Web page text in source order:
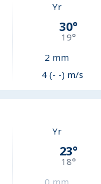
Yr
30°
19°
2 mm
4 (- -) m/s
Yr
23°
18°